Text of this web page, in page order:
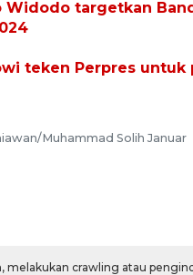
Widodo targetkan
teken Perpres
Muhammad Solih Januar
melakukan crawling atau